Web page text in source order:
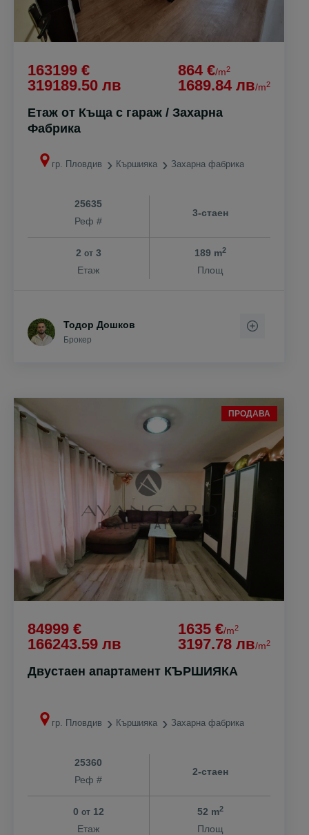
163199 €
319189.50 лв
864 €/m2
1689.84 лв/m2
Етаж от Къща с гараж / Захарна
Фабрика
гр. Пловдив Кършияка Захарна фабрика
25635
Реф #
3-стаен
2 от3
Етаж
189 m2
Площ
Тодор Дошков
Брокер
ПРОДАВА
84999 €
166243.59 лв
1635 €/m2
3197.78 лв/m2
Двустаен апартамент КЪРШИЯКА
гр. Пловдив Кършияка Захарна фабрика
25360
Реф #
2-стаен
0 от12
Етаж
52 m2
Площ